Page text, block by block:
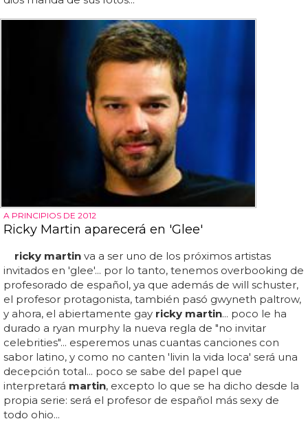
A PRINCIPIOS DE 2012
Ricky Martin aparecerá en 'Glee'
ricky martin va a ser uno de los próximos artistas
invitados en 'glee'... por lo tanto, tenemos overbooking de
profesorado de español, ya que además de will schuster,
el profesor protagonista, también pasó gwyneth paltrow,
y ahora, el abiertamente gay ricky martin... poco le ha
durado a ryan murphy la nueva regla de "no invitar
celebrities"... esperemos unas cuantas canciones con
sabor latino, y como no canten 'livin la vida loca' será una
decepción total... poco se sabe del papel que
interpretará martin, excepto lo que se ha dicho desde la
propia serie: será el profesor de español más sexy de
todo ohio...